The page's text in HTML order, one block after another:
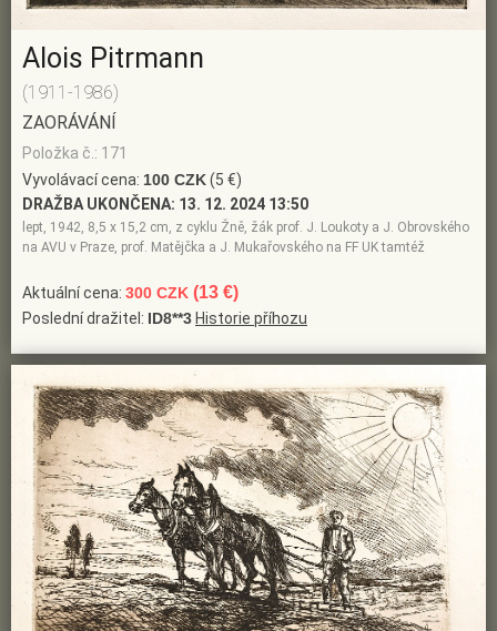
Alois Pitrmann
(1911-1986)
ZAORÁVÁNÍ
Položka č.: 171
Vyvolávací cena: 100 CZK(5 €)
DRAŽBA UKONČENA: 13. 12. 2024 13:50
lept, 1942, 8,5 x 15,2 cm, z cyklu Žně, žák prof. J. Loukoty a J. Obrovského
na AVU v Praze, prof. Matějčka a J. Mukařovského na FF UK tamtéž
Aktuální cena: 300 CZK (13 €)
Poslední dražitel: ID8**3 Historie příhozu